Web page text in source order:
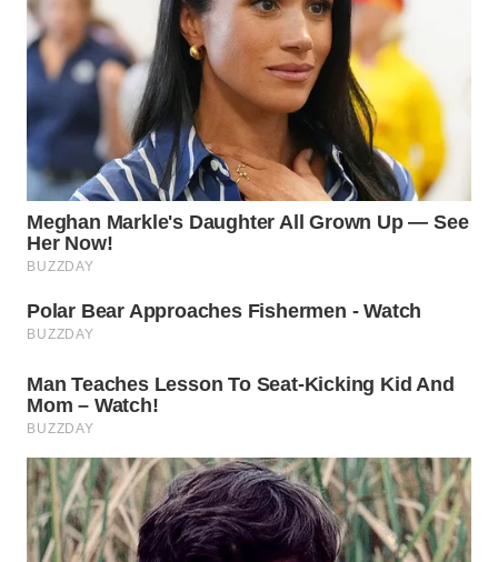
WN
MANDALIKA
WN
LIKUPANG
WN
LABUANBAJO
WN
Media
Group
NEWS
WAHANA
TANI